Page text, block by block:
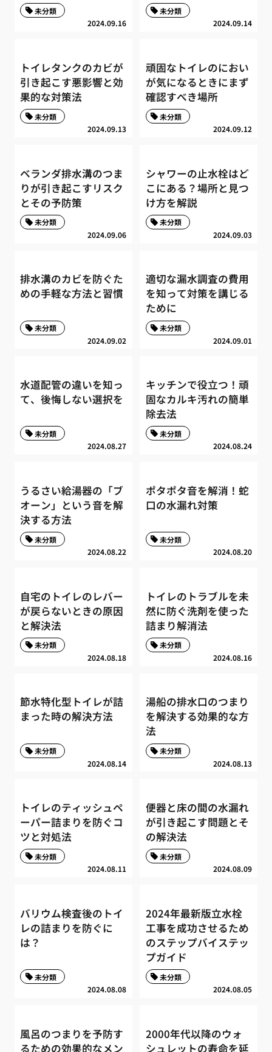
2024.09.16
未分類
2024.09.14
未分類
トイレタンクのカビが
引き起こす悪影響と効
果的な対策法
2024.09.13
未分類
頑固なトイレのにおい
が気になるときにまず
確認すべき場所
2024.09.12
未分類
ベランダ排水溝のつま
りが引き起こすリスク
とその予防策
2024.09.06
未分類
シャワーの止水栓はど
こにある？場所と見つ
け方を解説
2024.09.03
未分類
排水溝のカビを防ぐた
めの手軽な方法と習慣
2024.09.02
未分類
適切な漏水調査の費用
を知って対策を講じる
ために
2024.09.01
未分類
水道配管の違いを知っ
て、後悔しない選択を
2024.08.27
未分類
キッチンで役立つ！頑
固なカルキ汚れの簡単
除去法
2024.08.24
未分類
うるさい給湯器の「ブ
オーン」という音を解
決する方法
2024.08.22
未分類
ポタポタ音を解消！蛇
口の水漏れ対策
2024.08.20
未分類
自宅のトイレのレバー
が戻らないときの原因
と解決法
2024.08.18
未分類
トイレのトラブルを未
然に防ぐ洗剤を使った
詰まり解消法
2024.08.16
未分類
節水特化型トイレが詰
まった時の解決方法
2024.08.14
未分類
湯船の排水口のつまり
を解決する効果的な方
法
2024.08.13
未分類
トイレのティッシュペ
ーパー詰まりを防ぐコ
ツと対処法
2024.08.11
未分類
便器と床の間の水漏れ
が引き起こす問題とそ
の解決法
2024.08.09
未分類
バリウム検査後のトイ
レの詰まりを防ぐに
は？
2024.08.08
未分類
2024年最新版立水栓
工事を成功させるため
のステップバイステッ
プガイド
2024.08.05
未分類
風呂のつまりを予防す
るための効果的なメン
2000年代以降のウォ
シュレットの寿命を延